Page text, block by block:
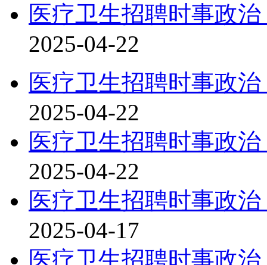
医疗卫生招聘时事政
2025-04-22
医疗卫生招聘时事政
2025-04-22
医疗卫生招聘时事政
2025-04-22
医疗卫生招聘时事政
2025-04-17
医疗卫生招聘时事政